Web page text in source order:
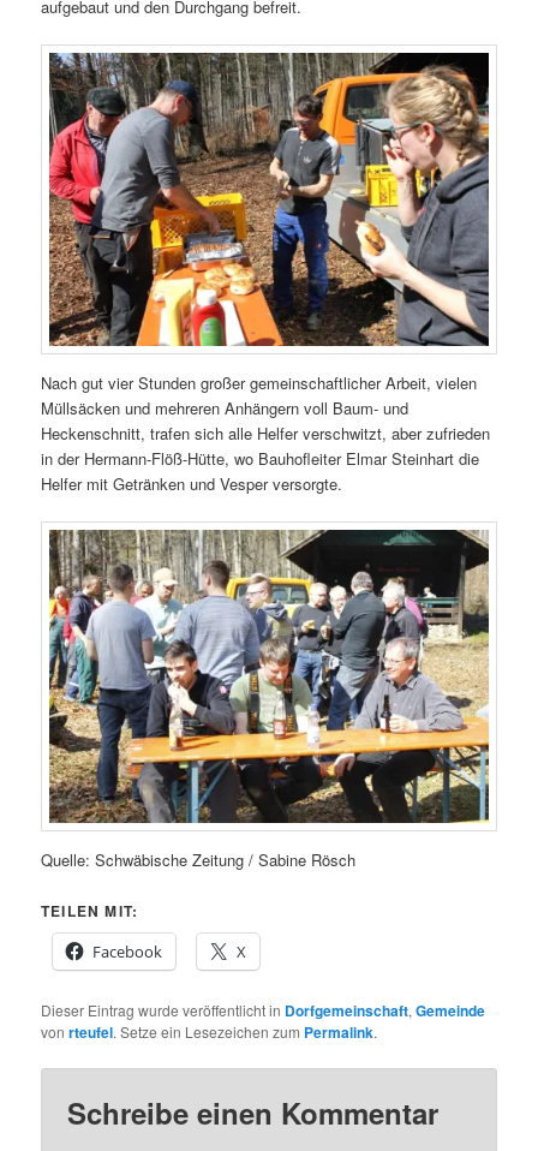
aufgebaut und den Durchgang befreit.
Nach gut vier Stunden großer gemeinschaftlicher Arbeit, vielen
Müllsäcken und mehreren Anhängern voll Baum- und
Heckenschnitt, trafen sich alle Helfer verschwitzt, aber zufrieden
in der Hermann-Flöß-Hütte, wo Bauhofleiter Elmar Steinhart die
Helfer mit Getränken und Vesper versorgte.
Quelle: Schwäbische Zeitung / Sabine Rösch
TEILEN MIT:
Facebook
X
Dieser Eintrag wurde veröffentlicht in Dorfgemeinschaft,Gemeinde
vonrteufel. Setze ein Lesezeichen zum Permalink.
Schreibe einen Kommentar